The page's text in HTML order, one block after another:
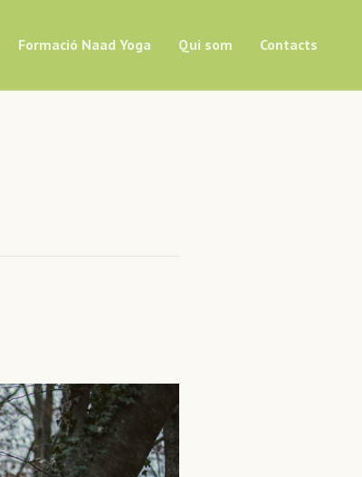
Formació Naad Yoga Qui som Contacts